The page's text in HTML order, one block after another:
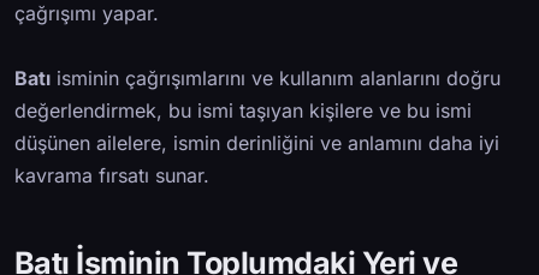
çağrışımı yapar.
Batı isminin çağrışımlarını ve kullanım alanlarını doğru
değerlendirmek, bu ismi taşıyan kişilere ve bu ismi
düşünen ailelere, ismin derinliğini ve anlamını daha iyi
kavrama fırsatı sunar.
Batı İsminin Toplumdaki Yeri ve